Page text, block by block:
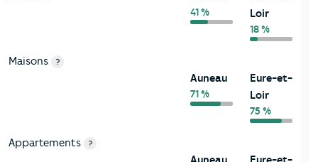
41 %
Loir
18 %
Maisons ?
Auneau
71 %
Eure-et-
Loir
75 %
Appartements ?